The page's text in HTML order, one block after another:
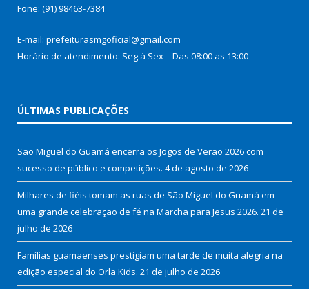
Fone: (91) 98463-7384
E-mail: prefeiturasmgoficial@gmail.com
Horário de atendimento: Seg à Sex – Das 08:00 as 13:00
ÚLTIMAS PUBLICAÇÕES
São Miguel do Guamá encerra os Jogos de Verão 2026 com
sucesso de público e competições. 4 de agosto de 2026
Milhares de fiéis tomam as ruas de São Miguel do Guamá em
uma grande celebração de fé na Marcha para Jesus 2026. 21 de
julho de 2026
Famílias guamaenses prestigiam uma tarde de muita alegria na
edição especial do Orla Kids. 21 de julho de 2026